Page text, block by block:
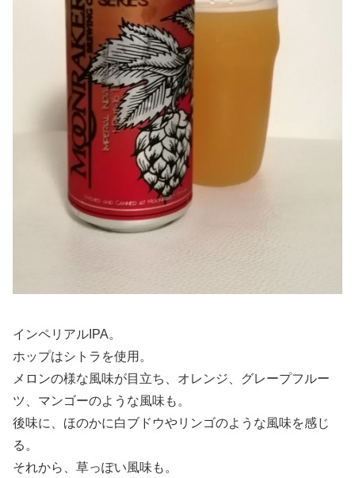
インペリアルIPA。
ホップはシトラを使用。
メロンの様な風味が目立ち、オレンジ、グレープフルー
ツ、マンゴーのような風味も。
後味に、ほのかに白ブドウやリンゴのような風味を感じ
る。
それから、草っぽい風味も。